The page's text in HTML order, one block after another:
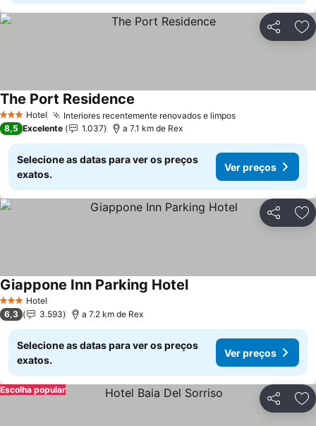
Partilhar
3 EstrelasHotel Interiores recentemente renovados e limposVer preços
The Port Residence
8,5 Excelente 1.037 a 7.1 km de Rex
Selecione as datas para ver os preços
exatos.
Ver preços
Partilhar
3 EstrelasHotel
Giappone Inn Parking HotelVer preços
6,3 3.593 a 7.2 km de Rex
Selecione as datas para ver os preços
exatos.
Ver preços
Partilhar
Escolha popular